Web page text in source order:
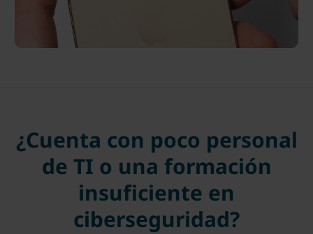
¿Cuenta con poco personal
de TI o una formación
insuficiente en
ciberseguridad?